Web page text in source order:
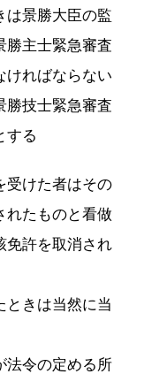
は景勝大臣の監
勝主士緊急審査
ければならない
勝技士緊急審査
する
受けた者はその
れたものと看做
免許を取消され
ときは当然に当
法令の定める所